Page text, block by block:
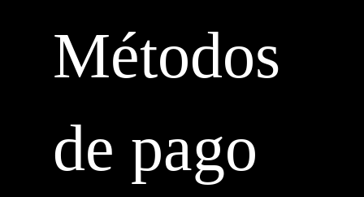
Métodos
de pago